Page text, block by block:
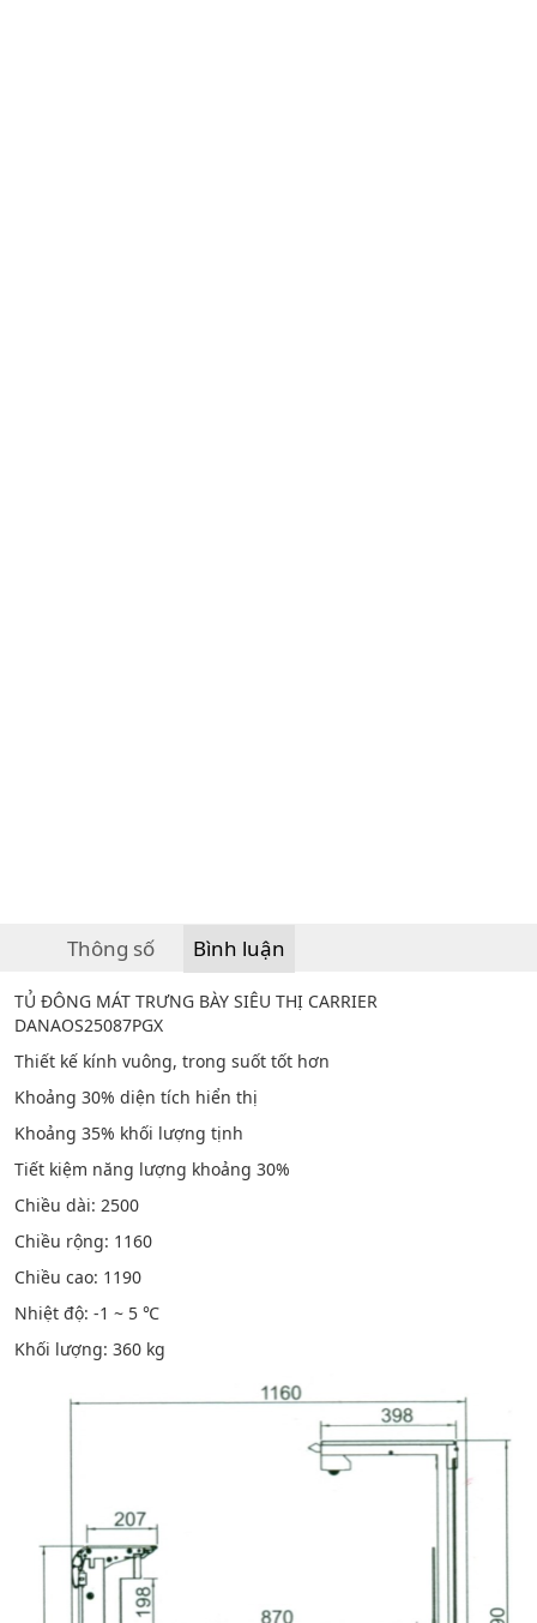
Thông số Bình luận
TỦ ĐÔNG MÁT TRƯNG BÀY SIÊU THỊ CARRIER
DANAOS25087PGX
Thiết kế kính vuông, trong suốt tốt hơn
Khoảng 30% diện tích hiển thị
Khoảng 35% khối lượng tịnh
Tiết kiệm năng lượng khoảng 30%
Chiều dài: 2500
Chiều rộng: 1160
Chiều cao: 1190
Nhiệt độ: -1 ~ 5 ℃
Khối lượng: 360 kg